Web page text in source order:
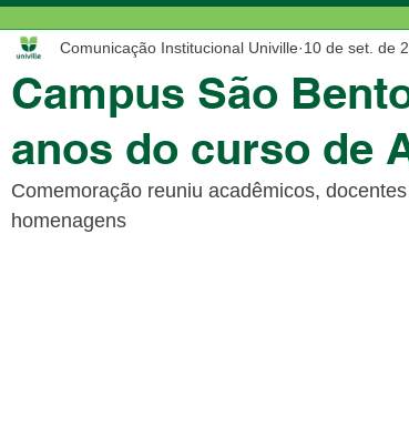
Campus São
anos do curso de
Comunicação Institucional Univille 10 de set. de
Comemoração reuniu acadêmicos,
homenagens